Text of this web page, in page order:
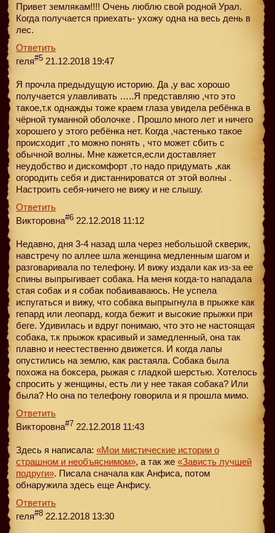
Привет землякам!!!! Очень люблю свой родной Урал.
Когда получается приехать- ухожу одна на весь день в
лес.
Ответить
геля#5 21.12.2018 19:47
Я прочла предыдущую историю. Да ,у вас хорошо
получается улавливать …..Я представляю ,что это
такое,т.к однажды тоже краем глаза увидела ребёнка в
чёрной туманной оболочке . Прошло много лет и ничего
хорошего у этого ребёнка нет. Когда ,частенько такое
происходит ,то можно понять , что может сбить с
обычной волны. Мне кажется,если доставляет
неудобство и дискомфорт ,то надо придумать ,как
огородить себя и дистаннироватся от этой волны .
Настроить себя-ничего не вижу и не слышу.
Ответить
Викторовна#6 22.12.2018 11:12
Недавно, дня 3-4 назад шла через небольшой скверик,
навстречу по аллее шла женщина медленным шагом и
разговаривала по телефону. И вижу издали как из-за ее
спины выпрыгивает собака. На меня когда-то нападала
стая собак и я собак побаиваваюсь. Не успела
испугаться и вижу, что собака выпрыгнула в прыжке как
гепард или леопард, когда бежит и высокие прыжки при
беге. Удивилась и вдруг понимаю, что это не настоящая
собака, т.к прыжок красивый и замедленный, она так
плавно и неестественно движется. И когда лапы
опустились на землю, как растаяла. Собака была
похожа на боксера, рыжая с гладкой шерстью. Хотелось
спросить у женщины, есть ли у нее такая собака? Или
была? Но она по телефону говорила и я прошла мимо.
Ответить
Викторовна#7 22.12.2018 11:43
Здесь я написала: «Мои мистические истории о
страшном и необъяснимом», а так же «Зависть лучшей
подруги». Писала сначала как Анфиса, потом
обнаружила здесь еще Анфису.
Ответить
геля#8 22.12.2018 13:30